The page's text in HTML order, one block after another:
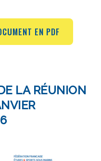
EN PDF
LA RÉUNION